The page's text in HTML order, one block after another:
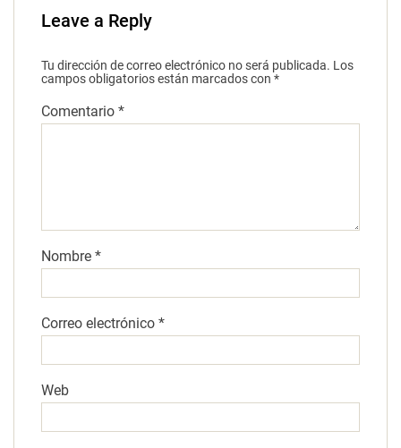
o
k
g
er
p
Leave a Reply
Tu dirección de correo electrónico no será publicada. Los
campos obligatorios están marcados con *
Comentario *
Nombre *
Correo electrónico *
Web